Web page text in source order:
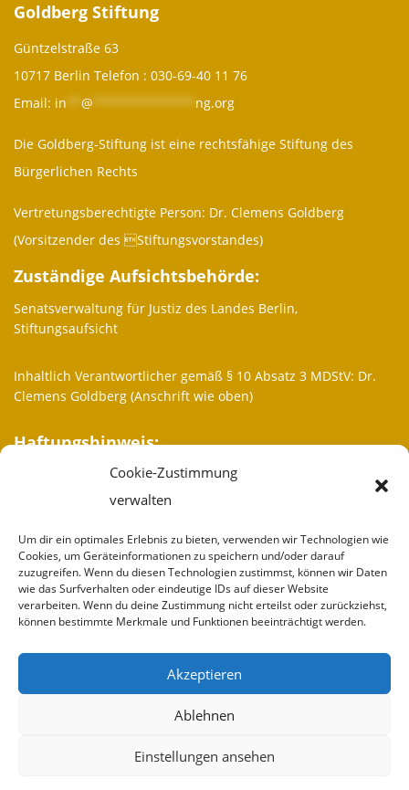
Cookie-Zustimmung
verwalten
Um dir ein optimales Erlebnis zu bieten, verwenden wir Technologien wie
Cookies, um Geräteinformationen zu speichern und/oder darauf
zuzugreifen. Wenn du diesen Technologien zustimmst, können wir Daten
wie das Surfverhalten oder eindeutige IDs auf dieser Website
verarbeiten. Wenn du deine Zustimmung nicht erteilst oder zurückziehst,
können bestimmte Merkmale und Funktionen beeinträchtigt werden.
Akzeptieren
Ablehnen
Einstellungen ansehen
Goldberg Stiftung
Güntzelstraße 63
10717 Berlin Telefon : 030-69-40 11 76
Email: in @ ************** ng.org
Die Goldberg-Stiftung ist eine rechtsfähige Stiftung des
Bürgerlichen Rechts
Vertretungsberechtigte Person: Dr. Clemens Goldberg
(Vorsitzender des Stiftungsvorstandes)
Zuständige Aufsichtsbehörde:
Senatsverwaltung für Justiz des Landes Berlin,
Stiftungsaufsicht
Inhaltlich Verantwortlicher gemäß § 10 Absatz 3 MDStV: Dr.
Clemens Goldberg (Anschrift wie oben)
Haftungshinweis:
Trotz sorgfältiger inhaltlicher Kontrolle übernehmen wir keine
Haftung für die Inhalte externer Links. Für den Inhalt der
verantwortlich.
Weitere Informationen
Wir sind
Partner
Spenden